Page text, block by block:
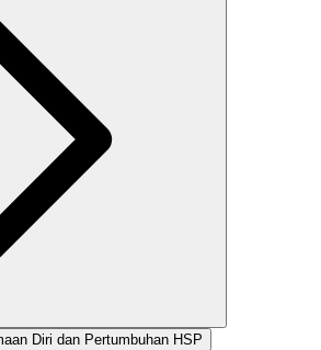
Diri dan Pertumbuhan HSP